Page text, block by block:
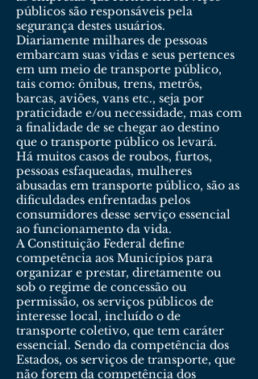
públicos são responsáveis pela
segurança destes usuários.
Diariamente milhares de pessoas
embarcam suas vidas e seus pertences
em um meio de transporte público,
tais como: ônibus, trens, metrôs,
barcas, aviões, vans etc., seja por
praticidade e/ou necessidade, mas com
a finalidade de se chegar ao destino
que o transporte público os levará.
Há muitos casos de roubos, furtos,
pessoas esfaqueadas, mulheres
abusadas em transporte público, são as
dificuldades enfrentadas pelos
consumidores desse serviço essencial
ao funcionamento da vida.
A Constituição Federal define
competência aos Municípios para
organizar e prestar, diretamente ou
sob o regime de concessão ou
permissão, os serviços públicos de
interesse local, incluído o de
transporte coletivo, que tem caráter
essencial. Sendo da competência dos
Estados, os serviços de transporte, que
não forem da competência dos